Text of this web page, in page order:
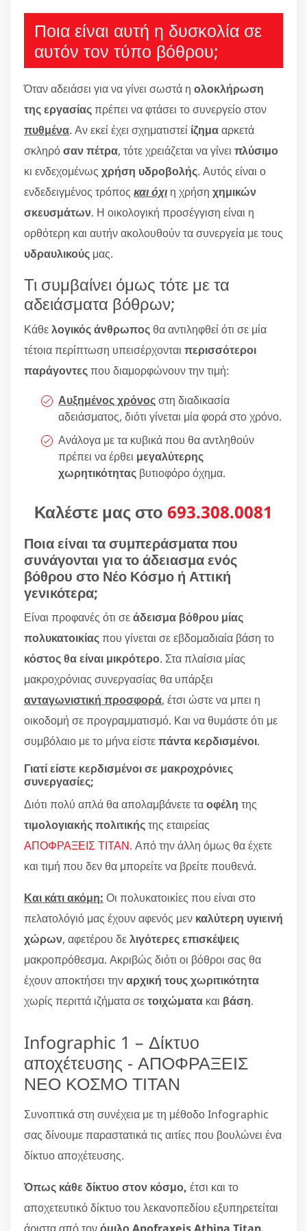
Ποια είναι αυτή η δυσκολία σε
αυτόν τον τύπο βόθρου;
Όταν αδειάσει για να γίνει σωστά η ολοκλήρωση
της εργασίαςπρέπει να φτάσει το συνεργείο στον
πυθμένα. Αν εκεί έχει σχηματιστεί ίζημααρκετά
σκληρόσαν πέτρα, τότε χρειάζεται να γίνει πλύσιμο
κι ενδεχομένως χρήση υδροβολής. Αυτός είναι ο
ενδεδειγμένος τρόπος και όχι η χρήση χημικών
σκευσμάτων. Η οικολογική προσέγγιση είναι η
ορθότερη και αυτήν ακολουθούν τα συνεργεία με τους
υδραυλικούς μας.
Τι συμβαίνει όμως τότε με τα
αδειάσματα βόθρων;
Κάθελογικός άνθρωποςθα αντιληφθεί ότι σε μία
τέτοια περίπτωση υπεισέρχονται περισσότεροι
παράγοντεςπου διαμορφώνουν την τιμή:
Αυξημένος χρόνοςστη διαδικασία
αδειάσματος, διότι γίνεται μία φορά στο χρόνο.
Ανάλογα με τα κυβικά που θα αντληθούν
πρέπει να έρθει μεγαλύτερης
χωρητικότητας βυτιοφόρο όχημα.
Καλέστε μας στο 693.308.0081
Ποια είναι τα συμπεράσματα που
συνάγονται για το άδειασμα ενός
βόθρου στο Νέο Κόσμο ή Αττική
γενικότερα;
Είναι προφανές ότι σεάδεισμα βόθρου μίας
πολυκατοικίαςπου γίνεται σε εβδομαδιαία βάση το
κόστος θα είναι μικρότερο. Στα πλαίσια μίας
μακροχρόνιας συνεργασίας θα υπάρξει
ανταγωνιστική προσφορά, έτσι ώστε να μπει η
οικοδομή σε προγραμματισμό. Και να θυμάστε ότι με
συμβόλαιο με το μήνα είστεπάντα κερδισμένοι.
Γιατί είστε κερδισμένοι σε μακροχρόνιες
συνεργασίες;
Διότι πολύ απλά θα απολαμβάνετε ταοφέλη της
τιμολογιακής πολιτικήςτης εταιρείας
ΑΠΟΦΡΑΞΕΙΣ ΤΙΤΑΝ. Από την άλλη όμως θα έχετε
και τιμή που δεν θα μπορείτε να βρείτε πουθενά.
Και κάτι ακόμη: Οι πολυκατοικίες που είναι στο
πελατολόγιό μας έχουν αφενός μεν καλύτερη υγιεινή
χώρων, αφετέρου δελιγότερες επισκέψεις
μακροπρόθεσμα. Ακριβώς διότι οι βόθροι σας θα
έχουν αποκτήσει τηναρχική τους χωριτικότητα
χωρίς περιττά ιζήματα σετοιχώματα και βάση.
Infographic 1 – Δίκτυο
αποχέτευσης - ΑΠΟΦΡΑΞΕΙΣ
ΝΕΟ ΚΟΣΜΟ ΤΙΤΑΝ
Συνοπτικά στη συνέχεια με τη μέθοδο Infographic
σας δίνουμε παραστατικά τις αιτίες που βουλώνει ένα
δίκτυο αποχέτευσης.
Όπως κάθε δίκτυο στον κόσμο, έτσι και το
αποχετευτικό δίκτυο του λεκανοπεδίου εξυπηρετείται